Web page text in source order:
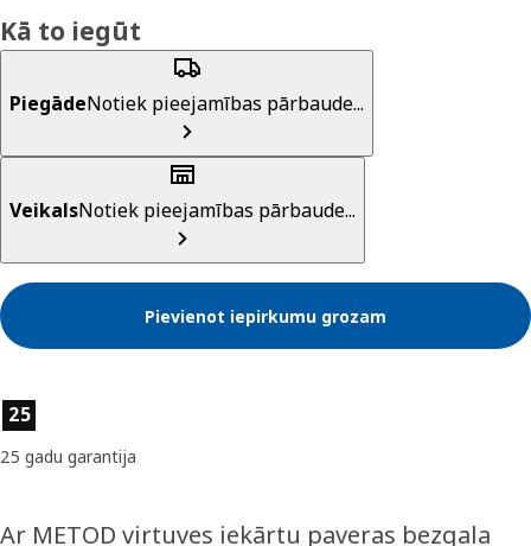
Kā to iegūt
PiegādeNotiek pieejamības pārbaude...
VeikalsNotiek pieejamības pārbaude...
Pievienot iepirkumu grozam
Preces īpašības
25
25 gadu garantija
Ar METOD virtuves iekārtu paveras bezgala